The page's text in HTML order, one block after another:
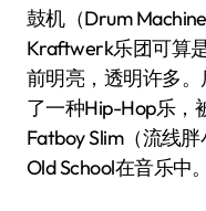
鼓机（Drum
Kraftwerk乐团可算
前明亮，透明许多
了一种Hip-Hop乐，
Fatboy Slim（流线
Old School在音乐中。